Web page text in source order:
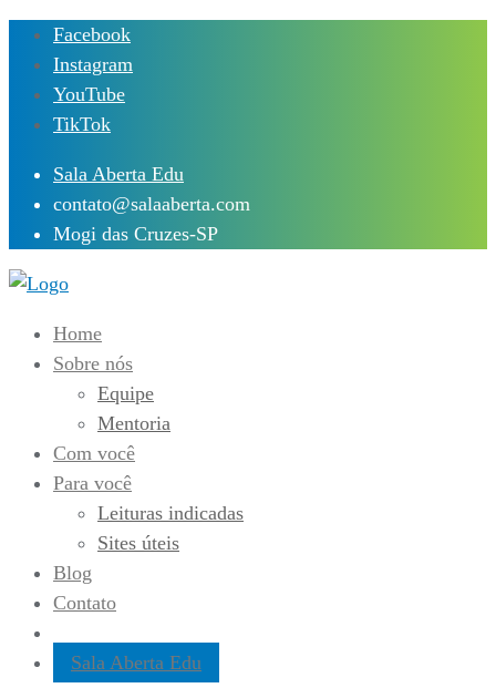
Skip
content
Facebook
Instagram
YouTube
TikTok
Sala Aberta Edu
contato@salaaberta.com
Mogi das Cruzes-SP
Home
Sobre nós
Equipe
Mentoria
Com você
Para você
Leituras indicadas
Sites úteis
Blog
Contato
Sala Aberta Edu